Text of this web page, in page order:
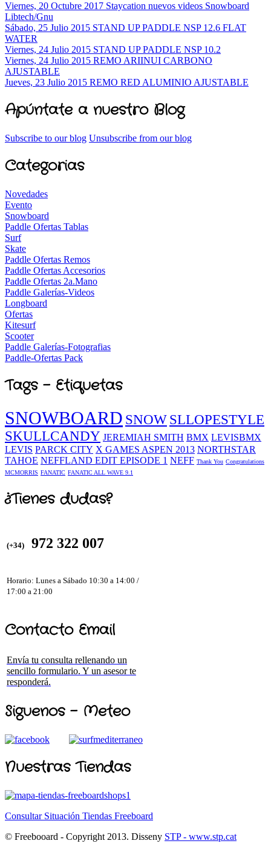
Viernes, 20 Octubre 2017 Staycation nuevos videos Snowboard
Libtech/Gnu
Sábado, 25 Julio 2015 STAND UP PADDLE NSP 12.6 FLAT
WATER
Viernes, 24 Julio 2015 STAND UP PADDLE NSP 10.2
Viernes, 24 Julio 2015 REMO ARIINUI CARBONO
AJUSTABLE
Jueves, 23 Julio 2015 REMO RED ALUMINIO AJUSTABLE
Apúntate a nuestro Blog
Subscribe to our blog Unsubscribe from our blog
Categorias
Novedades
Evento
Snowboard
Paddle Ofertas Tablas
Surf
Skate
Paddle Ofertas Remos
Paddle Ofertas Accesorios
Paddle Ofertas 2a.Mano
Paddle Galerías-Videos
Longboard
Ofertas
Kitesurf
Scooter
Paddle Galerías-Fotografias
Paddle-Ofertas Pack
Tags - Etiquetas
SNOWBOARD SNOW SLLOPESTYLE
SKULLCANDY JEREMIAH SMITH BMX LEVISBMX
LEVIS PARCK CITY X GAMES ASPEN 2013 NORTHSTAR
TAHOE NEFFLAND EDIT EPISODE 1 NEFF Thank You Congratulations
MCMORRIS FANATIC FANATIC ALL WAVE 9.1
¿Tienes dudas?
(+34) 972 322 007
Horario: Lunes a Sábado 10:30 a 14:00 /
17:00 a 21:00
Contacto Email
Envía tu consulta rellenando un
sencillo formulario. Y un asesor te
responderá.
Siguenos - Meteo
Nuestras Tiendas
Consultar Situación Tiendas Freeboard
© Freebooard - Copyright 2013. Disseny STP - www.stp.cat